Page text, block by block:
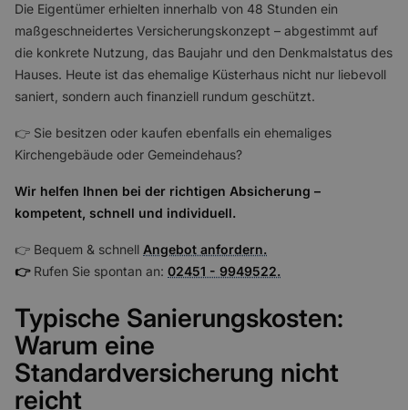
Die Eigentümer erhielten innerhalb von 48 Stunden ein
maßgeschneidertes Versicherungskonzept – abgestimmt auf
die konkrete Nutzung, das Baujahr und den Denkmalstatus des
Hauses. Heute ist das ehemalige Küsterhaus nicht nur liebevoll
saniert, sondern auch finanziell rundum geschützt.
👉 Sie besitzen oder kaufen ebenfalls ein ehemaliges
Kirchengebäude oder Gemeindehaus?
Wir helfen Ihnen bei der richtigen Absicherung –
kompetent, schnell und individuell.
👉 Bequem & schnell Angebot anfordern.
👉 Rufen Sie spontan an: 02451 - 9949522.
Typische Sanierungskosten:
Warum eine
Standardversicherung nicht
reicht